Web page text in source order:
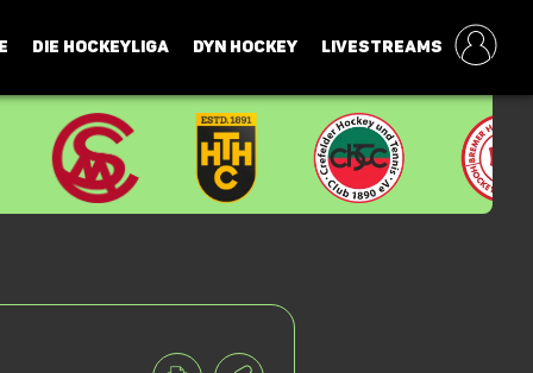
DIE HOCKEYLIGA DYN HOCKEY LIVESTREAMS